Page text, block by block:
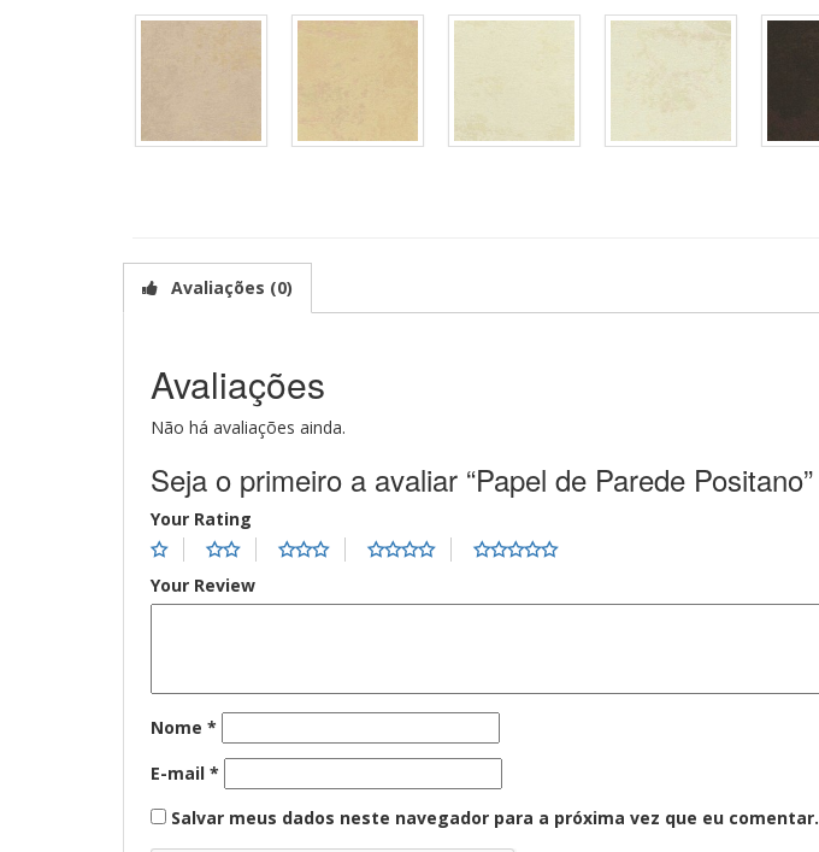
Avaliações (0)
Avaliações
Não há avaliações ainda.
Seja o primeiro a avaliar “Papel de Parede Positano”
Your Rating
Your Review
Nome *
E-mail *
Salvar meus dados neste navegador para a próxima vez que eu comentar.